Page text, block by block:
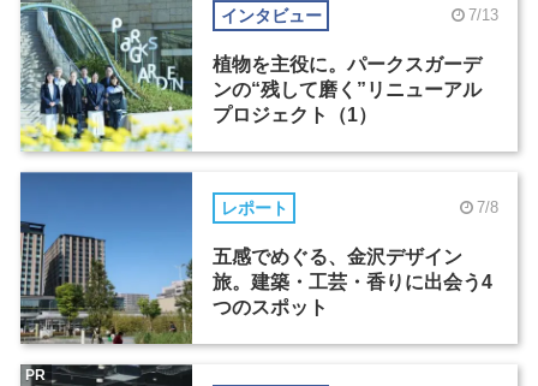
インタビュー 7/13
植物を主役に。パークスガーデ
ンの“残して磨く”リニューアル
プロジェクト（1）
レポート 7/8
五感でめぐる、金沢デザイン
旅。建築・工芸・香りに出会う4
つのスポット
PR